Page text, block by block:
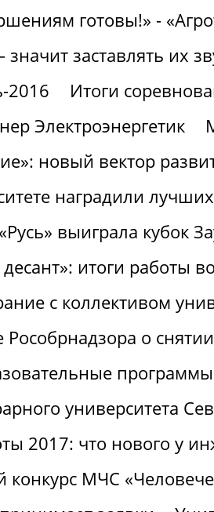
готовы!» -
значит заставлять их
2016
Итоги
Электроэнергетик
новый вектор
наградили
выиграла кубок
итоги работы
с коллективом
Рособрнадзора о
университета
2017: что нового у
конкурс МЧС